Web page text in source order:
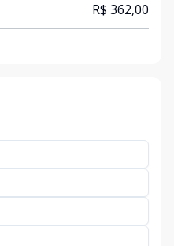
R$ 362,00